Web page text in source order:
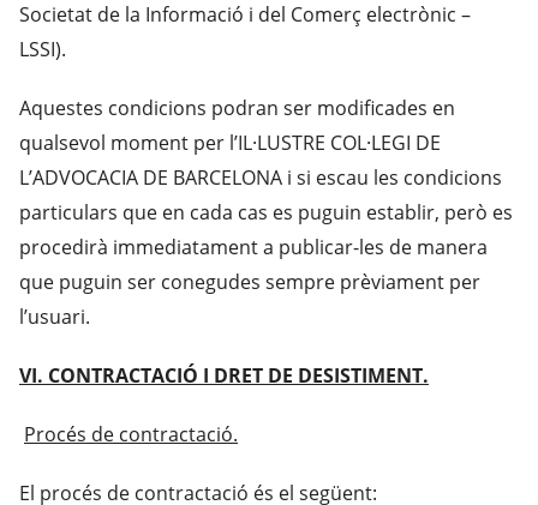
Societat de la Informació i del Comerç electrònic –
LSSI).
Aquestes condicions podran ser modificades en
qualsevol moment per l’IL·LUSTRE COL·LEGI DE
L’ADVOCACIA DE BARCELONA i si escau les condicions
particulars que en cada cas es puguin establir, però es
procedirà immediatament a publicar-les de manera
que puguin ser conegudes sempre prèviament per
l’usuari.
VI. CONTRACTACIÓ I DRET DE DESISTIMENT.
Procés de contractació.
El procés de contractació és el següent: